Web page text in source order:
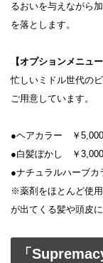
るおいを与えながら
を落とします。
【オプションメニュー
忙しいミドル世代の
ご用意しています。
●ヘアカラー ￥
●白髪ぼかし ￥
●ナチュラルハーブ
※薬剤をほとんど使
が出てくる髪や頭皮
「